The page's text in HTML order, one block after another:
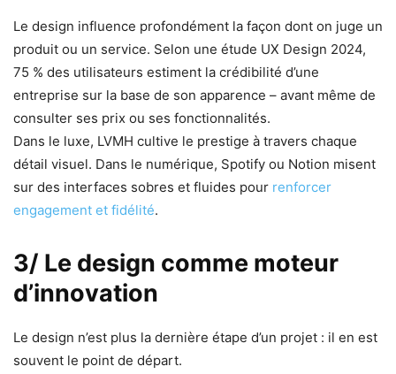
Le design influence profondément la façon dont on juge un
produit ou un service. Selon une étude UX Design 2024,
75 % des utilisateurs estiment la crédibilité d’une
entreprise sur la base de son apparence – avant même de
consulter ses prix ou ses fonctionnalités.
Dans le luxe, LVMH cultive le prestige à travers chaque
détail visuel. Dans le numérique, Spotify ou Notion misent
sur des interfaces sobres et fluides pour renforcer
engagement et fidélité.
3/ Le design comme moteur
d’innovation
Le design n’est plus la dernière étape d’un projet : il en est
souvent le point de départ.